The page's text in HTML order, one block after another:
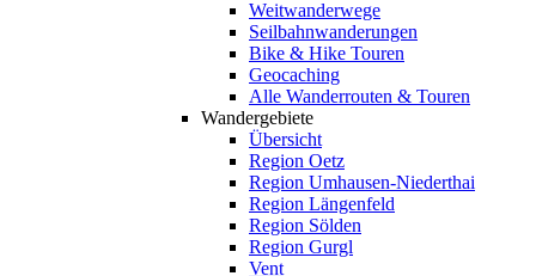
Weitwanderwege
Seilbahnwanderungen
Bike & Hike Touren
Geocaching
Alle Wanderrouten & Touren
Wandergebiete
Übersicht
Region Oetz
Region Umhausen-Niederthai
Region Längenfeld
Region Sölden
Region Gurgl
Vent